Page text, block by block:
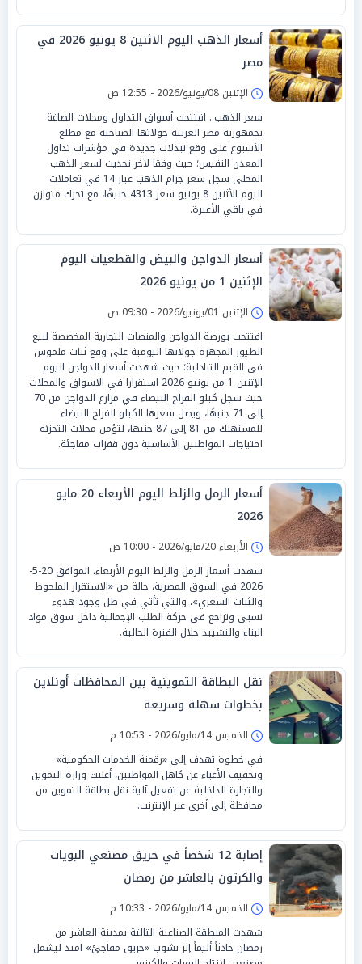
أسعار الذهب اليوم الاثنين 8 يونيو 2026 في
مصر
الإثنين 08/يونيو/2026 - 12:55 ص
سعر الذهب.. افتتحت أسواق التداول ومحلات الصاغة
بجمهورية مصر العربية جولاتها الصباحية مع مطلع
الأسبوع على وقع تبدلات جديدة في مؤشرات تداول
المعدن النفيس؛ حيث وفقا لآخر تحديث لسعر الذهب
المحلى سجل سعر جرام الذهب عيار 14 في تعاملات
اليوم الأثنين 8 يونيو سعر 4313 جنيهًا، مع تحرك متوازن
في باقي الأعيرة.
أسعار الدواجن والبيض والقطعيات اليوم
الإثنين 1 من يونيو 2026
الإثنين 01/يونيو/2026 - 09:30 ص
افتتحت بورصة الدواجن والمنصات التجارية المخصصة لبيع
الطيور المجهزة جولاتها اليومية على وقع ثبات ملموس
في القيم التبادلية؛ حيث شهدت أسعار الدواجن اليوم
الإثنين 1 من يونيو 2026 استقرارا في الاسواق والمحلات
حيث سجل كيلو الفراخ البيضاء في مزارع الدواجن من 70
إلى 71 جنيهًا، ويصل سعرها الكيلو الفراخ البيضاء
للمستهلك من 81 إلى 87 جنيها، لتؤمن محلات التجزئة
احتياجات المواطنين الأساسية دون قفزات مفاجئة.
أسعار الرمل والزلط اليوم الأربعاء 20 مايو
2026
الأربعاء 20/مايو/2026 - 10:00 ص
شهدت أسعار الرمل والزلط اليوم الأربعاء، الموافق 20-5-
2026 في السوق المصرية، حالة من «الاستقرار الملحوظ
والثبات السعري»، والتي تأتي في ظل وجود هدوء
نسبي وتراجع في حركة الطلب الإجمالية داخل سوق مواد
البناء والتشييد خلال الفترة الحالية.
نقل البطاقة التموينية بين المحافظات أونلاين
بخطوات سهلة وسريعة
الخميس 14/مايو/2026 - 10:53 م
في خطوة تهدف إلى «رقمنة الخدمات الحكومية»
وتخفيف الأعباء عن كاهل المواطنين، أعلنت وزارة التموين
والتجارة الداخلية عن تفعيل آلية نقل بطاقة التموين من
محافظة إلى أخرى عبر الإنترنت.
إصابة 12 شخصاً في حريق مصنعي البويات
والكرتون بالعاشر من رمضان
الخميس 14/مايو/2026 - 10:33 م
شهدت المنطقة الصناعية الثالثة بمدينة العاشر من
رمضان حادثاً أليماً إثر نشوب «حريق مفاجئ» امتد ليشمل